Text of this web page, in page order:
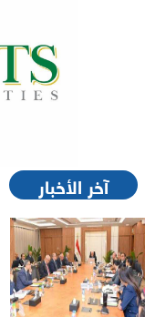
آخر الأخبار